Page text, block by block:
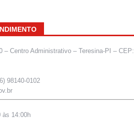
– Centro Administrativo – Teresina-PI –
98140-0102
às 14:00h